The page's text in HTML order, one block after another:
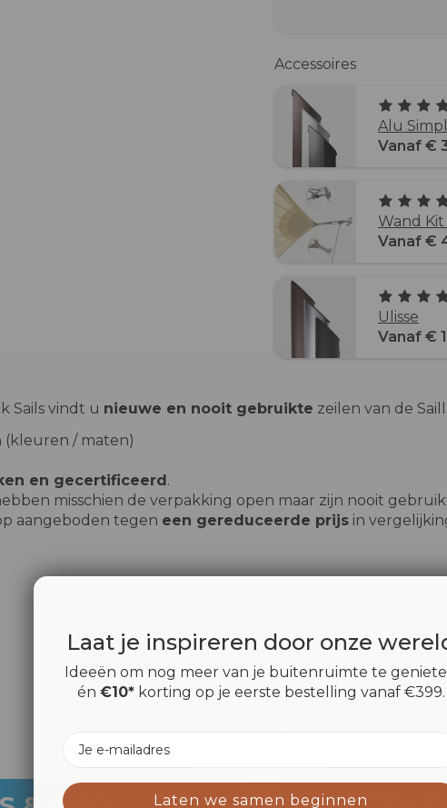
Accessoires
Alu
Vanaf €
Wand
Vanaf €
Ulisse
Vanaf €
Sails vindt u nieuwe en nooit gebruikte zeilen van de
/ maten)
en gecertificeerd.
misschien de verpakking open maar zijn nooit
aangeboden tegen een gereduceerde prijs in
Laat je inspireren door onze
Ideeën om nog meer van je buitenruimte te
én €10*korting op je eerste bestelling vanaf €399.
Laten we samen beginnen